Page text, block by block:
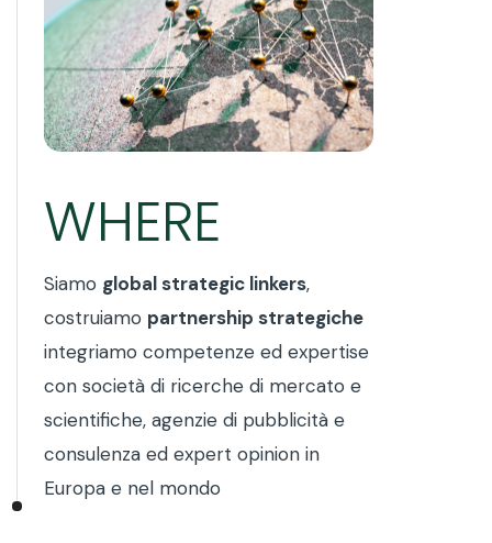
WHERE
Siamo global strategic linkers,
costruiamo partnership strategiche
integriamo competenze ed expertise
con società di ricerche di mercato e
scientifiche, agenzie di pubblicità e
consulenza ed expert opinion in
Europa e nel mondo